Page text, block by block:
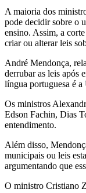
A maioria dos
pode decidir sobre o
ensino. Assim, a
criar ou alterar leis
André Mendonça,
derrubar as leis após
língua portuguesa é a
Os ministros
Edson Fachin, Dias
entendimento.
Além disso,
municipais ou leis
argumentando que
O ministro Cristiano